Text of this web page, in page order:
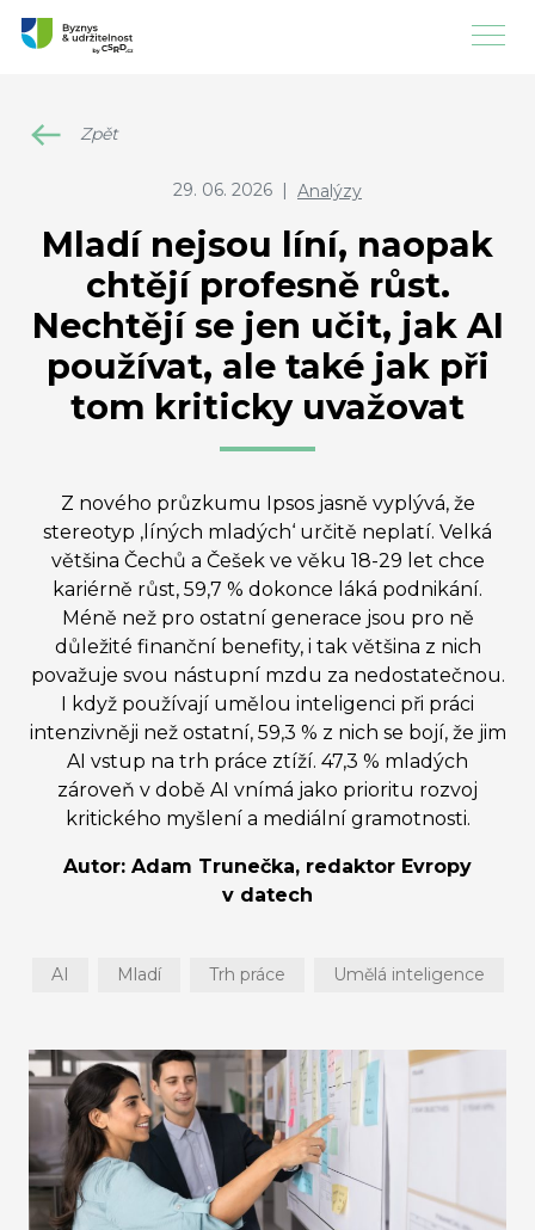
Zpět
29. 06. 2026 | Analýzy
Mladí nejsou líní, naopak
chtějí profesně růst.
Nechtějí se jen učit, jak AI
používat, ale také jak při
tom kriticky uvažovat
Z nového průzkumu Ipsos jasně vyplývá, že
stereotyp ‚líných mladých‘ určitě neplatí. Velká
většina Čechů a Češek ve věku 18-29 let chce
kariérně růst, 59,7 % dokonce láká podnikání.
Méně než pro ostatní generace jsou pro ně
důležité finanční benefity, i tak většina z nich
považuje svou nástupní mzdu za nedostatečnou.
I když používají umělou inteligenci při práci
intenzivněji než ostatní, 59,3 % z nich se bojí, že jim
AI vstup na trh práce ztíží. 47,3 % mladých
zároveň v době AI vnímá jako prioritu rozvoj
kritického myšlení a mediální gramotnosti.
Autor: Adam Trunečka, redaktor Evropy
v datech
AI Mladí Trh práce Umělá inteligence